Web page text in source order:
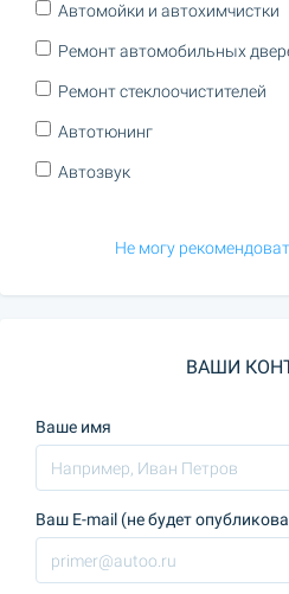
Автомойки и автохимчистки
Ремонт автомобильных
Ремонт стеклоочистителей
Автотюнинг
Автозвук
Не могу
ВАШИ
Ваше имя
Ваш E-mail (не будет